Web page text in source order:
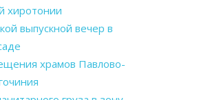
хиротонии
выпускной вечер в
храмов Павлово-